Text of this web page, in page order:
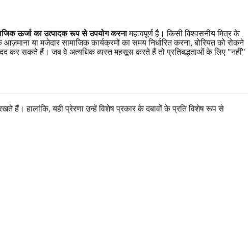
ऊर्जा का उत्पादक रूप से उपयोग करनामहत्वपूर्ण है। किसी विश्वसनीय मित्र के
या मजेदार सामाजिक कार्यक्रमों का समय निर्धारित करना, बोरियत को रोकने
कर सकते हैं। जब वे अत्यधिक व्यस्त महसूस करते हैं तो प्रतिबद्धताओं के लिए "नहीं"
हैं। हालांकि, यही प्रेरणा उन्हें विशेष प्रकार के दबावों के प्रति विशेष रूप से